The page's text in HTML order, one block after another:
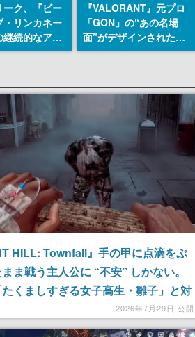
ーク、『ビー
・リンカネー
継続的なアプ
明。ユーザー
以内に配信
『VALORANT』元プロ
「GON」の“あの名場
面”がデザインされた新
作グッズが本日8月5日よ
クキーなどが全品受注生
産で登場、過去に発売し
たグッズの再販も
HILL: Townfall』手の甲に点滴をぶ
ま戦う主人公に “不安” しかない。
くましすぎる女子高生・雛子」と対
た【世界最速プレイレポート】
2026年7月29日 公開